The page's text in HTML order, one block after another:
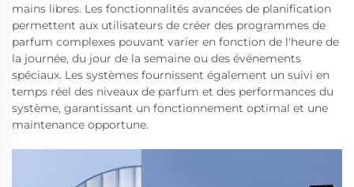
mains libres. Les fonctionnalités avancées de planification
permettent aux utilisateurs de créer des programmes de
parfum complexes pouvant varier en fonction de l'heure de
la journée, du jour de la semaine ou des événements
spéciaux. Les systèmes fournissent également un suivi en
temps réel des niveaux de parfum et des performances du
système, garantissant un fonctionnement optimal et une
maintenance opportune.